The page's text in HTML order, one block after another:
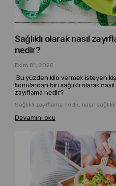
Sağlıklı olarak nasıl
nedir?
Ekim 01, 2020
Bu yüzden kilo vermek isteyen
konulardan biri sağlıklı olarak
zayıflama nedir?
Sağlıklı zayıflama nedir, nasıl
Devamını oku